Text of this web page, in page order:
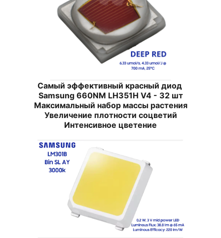
Самый эффективный красный диод
Samsung 660NM LH351H V4 - 32 шт
Максимальный набор массы растения
Увеличение плотности соцветий
Интенсивное цветение